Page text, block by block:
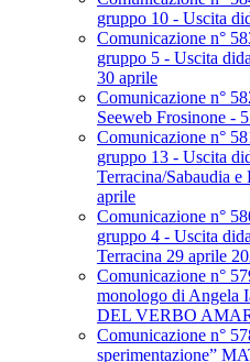
gruppo 10 - Uscita
Comunicazione n°
gruppo 5 - Uscita
30 aprile
Comunicazione n°
Seeweb Frosinone -
Comunicazione n°
gruppo 13 - Uscita
Terracina/Sabaudia
aprile
Comunicazione n°
gruppo 4 - Uscita
Terracina 29 aprile
Comunicazione n°
monologo di Angela
DEL VERBO
Comunicazione n°
sperimentazione”